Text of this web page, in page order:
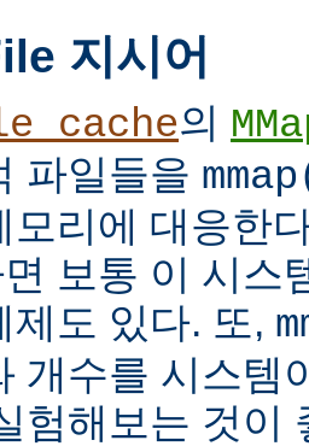
지시어
의
파일들을
모리에 대응한
보통 이 시스
제도 있다. 또,
개수를 시스템
험해보는 것이